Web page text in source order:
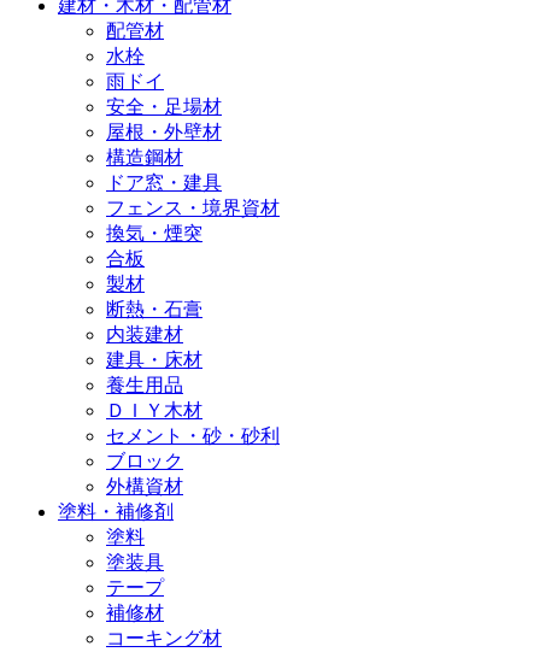
建材・木材・配管材
配管材
水栓
雨ドイ
安全・足場材
屋根・外壁材
構造鋼材
ドア窓・建具
フェンス・境界資材
換気・煙突
合板
製材
断熱・石膏
内装建材
建具・床材
養生用品
ＤＩＹ木材
セメント・砂・砂利
ブロック
外構資材
塗料・補修剤
塗料
塗装具
テープ
補修材
コーキング材